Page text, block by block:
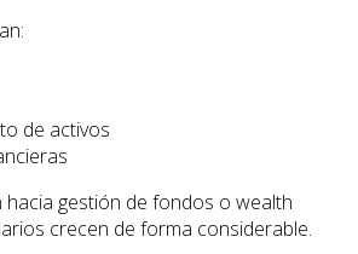
de activos
hacia gestión de fondos o wealth
crecen de forma considerable.